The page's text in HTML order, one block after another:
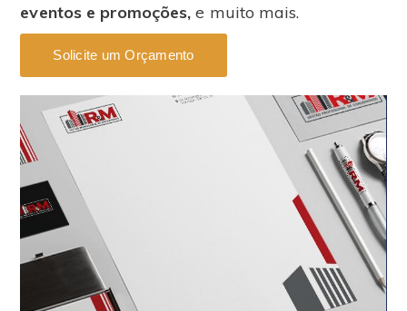
eventos e promoções, e muito mais.
Solicite um Orçamento